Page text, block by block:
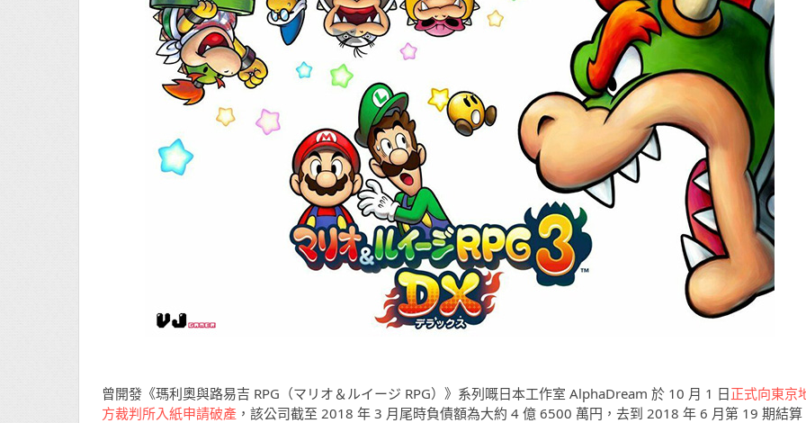
曾開發《瑪利奧與路易吉 RPG（マリオ＆ルイージ RPG）》系列嘅日本工作室 AlphaDream 於 10 月 1 日正式向東京
方裁判所入紙申請破產 ，該公司截至 2018 年 3 月尾時負債額為大約 4 億 6500 萬円，去到 2018 年 6 月第 19 期結算